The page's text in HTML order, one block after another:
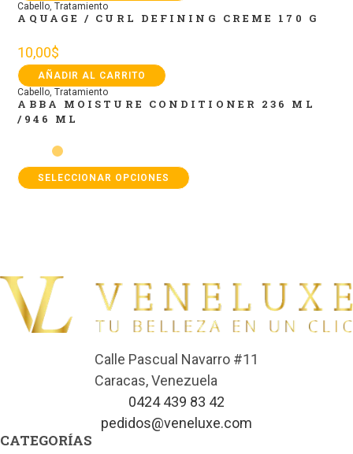
Cabello,Tratamiento
AQUAGE / CURL DEFINING CREME 170 G
10,00$
AÑADIR AL CARRITO
Cabello,Tratamiento
ABBA MOISTURE CONDITIONER 236 ML
/946 ML
SELECCIONAR OPCIONES
Calle Pascual Navarro #11
Caracas, Venezuela
0424 439 83 42
pedidos@veneluxe.com
CATEGORÍAS